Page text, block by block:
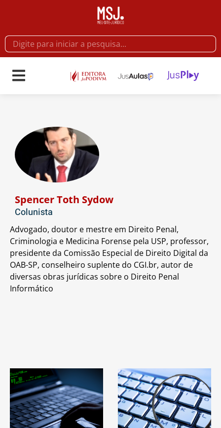
Spencer Toth Sydow
Colunista
Advogado, doutor e mestre em Direito Penal,
Criminologia e Medicina Forense pela USP, professor,
presidente da Comissão Especial de Direito Digital da
OAB-SP, conselheiro suplente do CGI.br, autor de
diversas obras jurídicas sobre o Direito Penal
Informático